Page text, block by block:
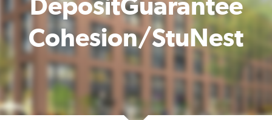
DepositGuarantee
Cohesion/StuNest